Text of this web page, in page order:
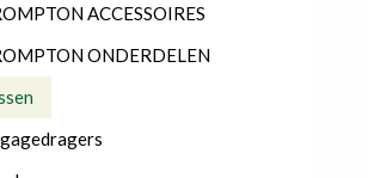
ACCESSOIRES
ONDERDELEN